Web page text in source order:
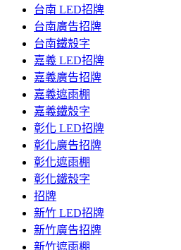
台南 LED招牌
台南廣告招牌
台南鐵殼字
嘉義 LED招牌
嘉義廣告招牌
嘉義遮雨棚
嘉義鐵殼字
彰化 LED招牌
彰化廣告招牌
彰化遮雨棚
彰化鐵殼字
招牌
新竹 LED招牌
新竹廣告招牌
新竹遮雨棚